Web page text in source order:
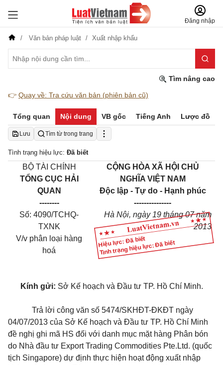
Đăng nhập
Văn bản pháp luật Xuất nhập khẩu
Tìm nâng cao
👉 Quay về: Tra cứu văn bản (phiên bản cũ)
Tổng quan Nội dung VB gốc Tiếng Anh Lược đồ
Lưu Tìm từ trong trang
Tình trạng hiệu lực: Đã biết
Hiệu lực: Đã biết
Tình trạng hiệu lực: Đã biết
BỘ TÀI CHÍNH
TỔNG CỤC HẢI
QUAN
--------
Số: 4090/TCHQ-
TXNK
V/v phân loại hàng
hoá
CỘNG HÒA XÃ HỘI CHỦ
NGHĨA VIỆT NAM
Độc lập - Tự do - Hạnh phúc
---------------
Hà Nội, ngày 19 tháng 07 năm
2013
Kính gửi: Sở Kế hoạch và Đầu tư TP. Hồ Chí Minh.
Trả lời công văn số 5474/SKHĐT-ĐKĐT ngày
04/07/2013 của Sở Kế hoạch và Đầu tư TP. Hồ Chí Minh
đề nghị ghi mã HS đối với danh mục mặt hàng Phân bón
do Nhà đầu tư Export Trading Commodities Pte.Ltd. (quốc
tịch Singapore) dự định thực hiện hoạt động xuất nhập